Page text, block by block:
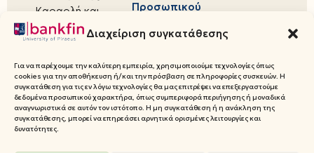
Διαχείριση συγκατάθεσης
Για να παρέχουμε την καλύτερη εμπειρία, χρησιμοποιούμε τεχνολογίες όπως
cookies για την αποθήκευση ή/και την πρόσβαση σε πληροφορίες συσκευών. Η
συγκατάθεση για τις εν λόγω τεχνολογίες θα μας επιτρέψει να επεξεργαστούμε
δεδομένα προσωπικού χαρακτήρα, όπως συμπεριφορά περιήγησης ή μοναδικά
αναγνωριστικά σε αυτόν τον ιστότοπο. Η μη συγκατάθεση ή η ανάκληση της
συγκατάθεσης, μπορεί να επηρεάσει αρνητικά ορισμένες λειτουργίες και
δυνατότητες.
Καραολή και
Δημητρίου 80,
18534,
Πειραιάς
Προσωπικού
© 2026 Πανεπιστήμιο Πειραιώς,